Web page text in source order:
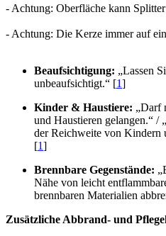
- Achtung: Oberfläche kann
- Achtung: Die Kerze immer auf
Beaufsichtigung: „Lassen
unbeaufsichtigt.“ [1]
Kinder & Haustiere: „Darf
und Haustieren gelangen.“ /
der Reichweite von Kindern
[1]
Brennbare Gegenstände:
Nähe von leicht
brennbaren Materialien
Zusätzliche Abbrand- und